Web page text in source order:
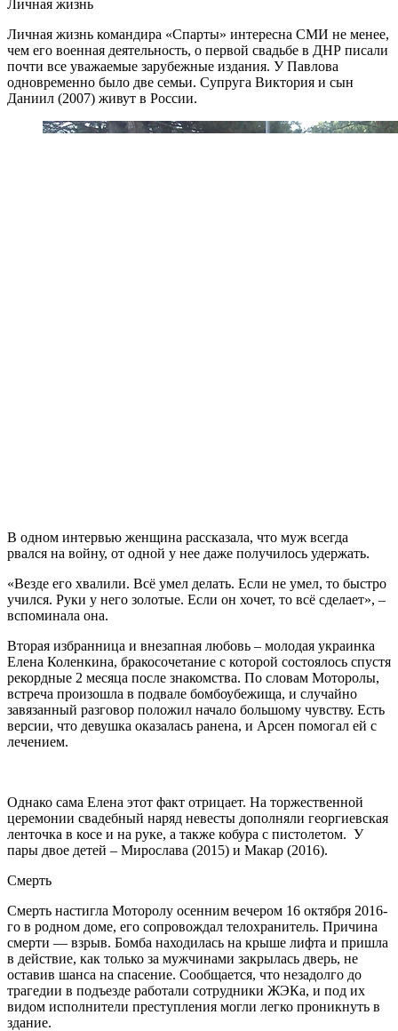
Личная жизнь
Личная жизнь командира «Спарты» интересна СМИ не менее,
чем его военная деятельность, о первой свадьбе в ДНР писали
почти все уважаемые зарубежные издания. У Павлова
одновременно было две семьи. Супруга Виктория и сын
Даниил (2007) живут в России.
В одном интервью женщина рассказала, что муж всегда
рвался на войну, от одной у нее даже получилось удержать.
«Везде его хвалили. Всё умел делать. Если не умел, то быстро
учился. Руки у него золотые. Если он хочет, то всё сделает», –
вспоминала она.
Вторая избранница и внезапная любовь – молодая украинка
Елена Коленкина, бракосочетание с которой состоялось спустя
рекордные 2 месяца после знакомства. По словам Моторолы,
встреча произошла в подвале бомбоубежища, и случайно
завязанный разговор положил начало большому чувству. Есть
версии, что девушка оказалась ранена, и Арсен помогал ей с
лечением.
Однако сама Елена этот факт отрицает. На торжественной
церемонии свадебный наряд невесты дополняли георгиевская
ленточка в косе и на руке, а также кобура с пистолетом. У
пары двое детей – Мирослава (2015) и Макар (2016).
Смерть
Смерть настигла Моторолу осенним вечером 16 октября 2016-
го в родном доме, его сопровождал телохранитель. Причина
смерти — взрыв. Бомба находилась на крыше лифта и пришла
в действие, как только за мужчинами закрылась дверь, не
оставив шанса на спасение. Сообщается, что незадолго до
трагедии в подъезде работали сотрудники ЖЭКа, и под их
видом исполнители преступления могли легко проникнуть в
здание.